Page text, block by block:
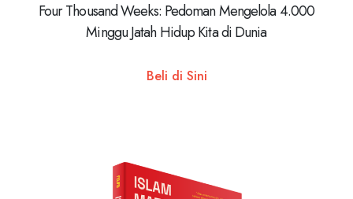
Four Thousand Weeks: Pedoman Mengelola 4.000
Minggu Jatah Hidup Kita di Dunia
Beli di Sini